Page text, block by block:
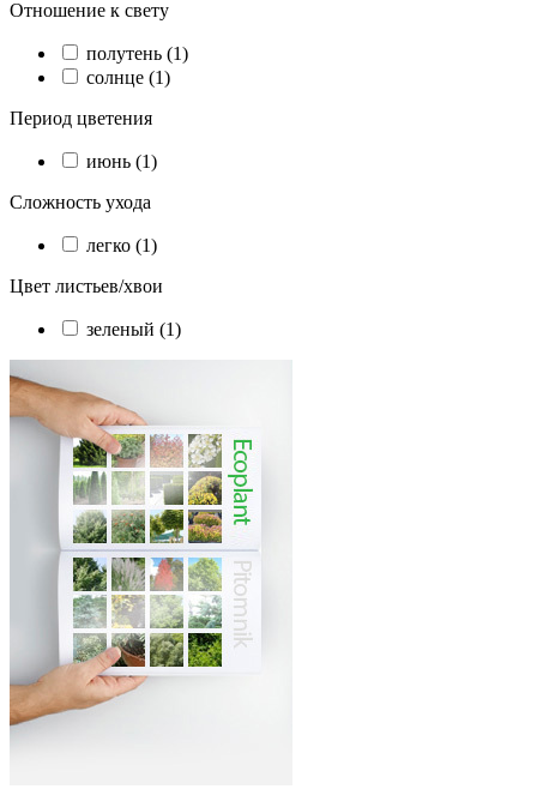
Отношение к свету
полутень (1)
солнце (1)
Период цветения
июнь (1)
Сложность ухода
легко (1)
Цвет листьев/хвои
зеленый (1)